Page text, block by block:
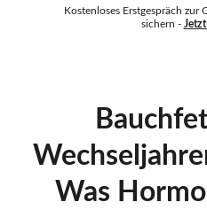
Kostenloses Erstgespräch zur
sichern -
Was